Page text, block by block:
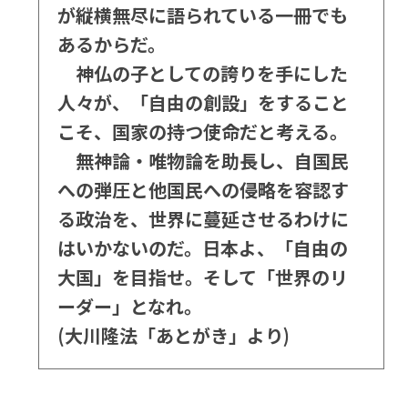
が縦横無尽に語られている一冊でも
あるからだ。
神仏の子としての誇りを手にした
人々が、「自由の創設」をすること
こそ、国家の持つ使命だと考える。
無神論・唯物論を助長し、自国民
への弾圧と他国民への侵略を容認す
る政治を、世界に蔓延させるわけに
はいかないのだ。日本よ、「自由の
大国」を目指せ。そして「世界のリ
ーダー」となれ。
(大川隆法「あとがき」より)